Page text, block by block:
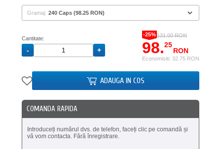
Gramaj:
Cantitate:
-25%131.00 RON
98.25
RON
Economisiti: 32.75 RON
ADAUGA IN COS
COMANDA RAPIDA
Introduceți numărul dvs. de telefon, faceți clic pe comandă și
vă vom contacta. Fără înregistrare.